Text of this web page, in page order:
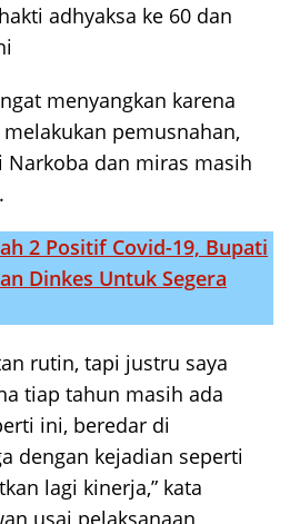
adhyaksa ke 60 dan
menyangkan karena
pemusnahan,
dan miras masih
2 Positif Covid-19, Bupati
Dinkes Untuk Segera
rutin, tapi justru saya
tiap tahun masih ada
ini, beredar di
dengan kejadian seperti
lagi kinerja,” kata
usai pelaksanaan